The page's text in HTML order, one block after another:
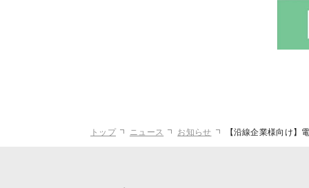
トップ ニュース お知らせ 【沿線企業様向け】